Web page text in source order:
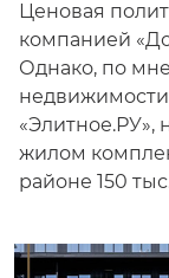
Ценовая
компанией
Однако, по
«Элитное.РУ»,
жилом
районе 150